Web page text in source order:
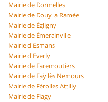
Mairie de Dormelles
Mairie de Douy la Ramée
Mairie de Égligny
Mairie de Émerainville
Mairie d'Esmans
Mairie d'Everly
Mairie de Faremoutiers
Mairie de Faÿ lès Nemours
Mairie de Férolles Attilly
Mairie de Flagy